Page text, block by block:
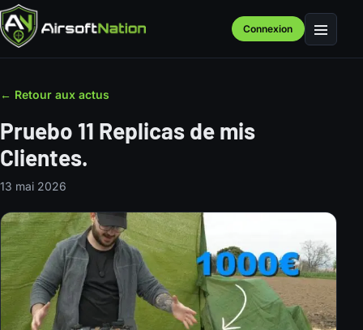
Connexion Menu
← Retour aux actus
Pruebo 11 Replicas de mis
Clientes.
13 mai 2026